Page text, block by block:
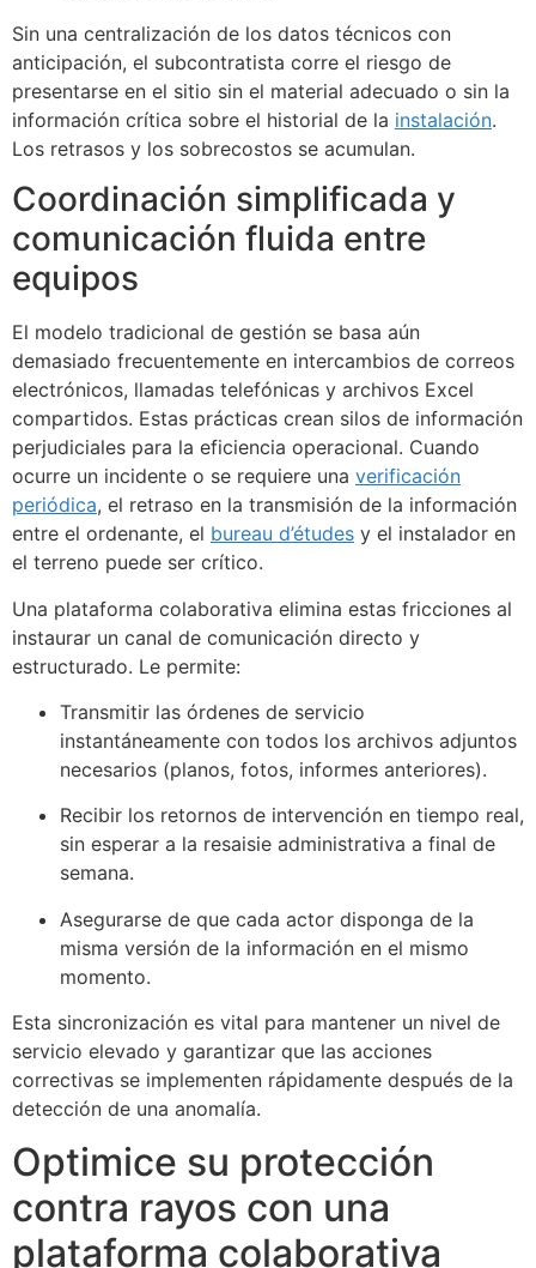
Sin una centralización de los datos técnicos con
anticipación, el subcontratista corre el riesgo de
presentarse en el sitio sin el material adecuado o sin la
información crítica sobre el historial de la instalación.
Los retrasos y los sobrecostos se acumulan.
Coordinación simplificada y
comunicación fluida entre
equipos
El modelo tradicional de gestión se basa aún
demasiado frecuentemente en intercambios de correos
electrónicos, llamadas telefónicas y archivos Excel
compartidos. Estas prácticas crean silos de información
perjudiciales para la eficiencia operacional. Cuando
ocurre un incidente o se requiere una verificación
periódica, el retraso en la transmisión de la información
entre el ordenante, el bureau d’études y el instalador en
el terreno puede ser crítico.
Una plataforma colaborativa elimina estas fricciones al
instaurar un canal de comunicación directo y
estructurado. Le permite:
Transmitir las órdenes de servicio
instantáneamente con todos los archivos adjuntos
necesarios (planos, fotos, informes anteriores).
Recibir los retornos de intervención en tiempo real,
sin esperar a la resaisie administrativa a final de
semana.
Asegurarse de que cada actor disponga de la
misma versión de la información en el mismo
momento.
Esta sincronización es vital para mantener un nivel de
servicio elevado y garantizar que las acciones
correctivas se implementen rápidamente después de la
detección de una anomalía.
Optimice su protección
contra rayos con una
plataforma colaborativa